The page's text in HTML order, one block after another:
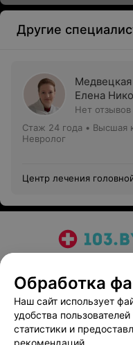
Другие
Медвецкая
Елена
Нет отзывов
Стаж 24 года • Высшая
Невролог
Центр лечения
Медицинский
Пользовательское
Написать
Обработка
Наш сайт использует
удобства
статистики и
рекомендаций.